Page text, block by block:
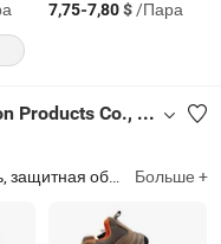
7,75-7,80$/Пара
Shandong Hengtuo Labor Protection Products Co., Ltd.
обувь, утепленная защитная обувь, обувь с защитой от удара, обувь с защитой от проколов, обувь с композитным носком Больше +